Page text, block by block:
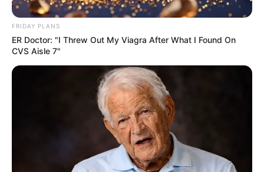
FRIDAY PLANS
ER Doctor: "I Threw Out My Viagra After What I Found On
CVS Aisle 7"